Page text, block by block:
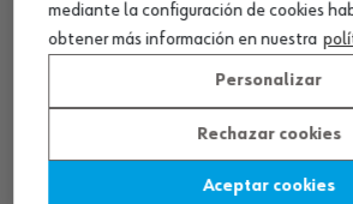
¡DESCARGA NUESTRA APP!
mediante la configuración de cookies
obtener más información en nuestra
Personalizar
Rechazar cookies
Aceptar cookies